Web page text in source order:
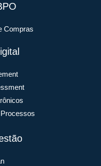
Compras